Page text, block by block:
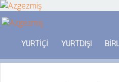
YURTIÇI YURTDIŞI